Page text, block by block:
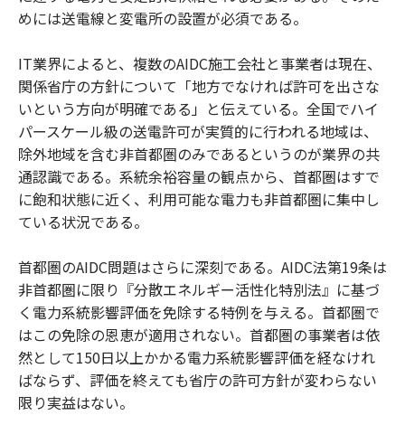
めには送電線と変電所の設置が必須である。
IT業界によると、複数のAIDC施工会社と事業者は現在、
関係省庁の方針について「地方でなければ許可を出さな
いという方向が明確である」と伝えている。全国でハイ
パースケール級の送電許可が実質的に行われる地域は、
除外地域を含む非首都圏のみであるというのが業界の共
通認識である。系統余裕容量の観点から、首都圏はすで
に飽和状態に近く、利用可能な電力も非首都圏に集中し
ている状況である。
首都圏のAIDC問題はさらに深刻である。AIDC法第19条は
非首都圏に限り『分散エネルギー活性化特別法』に基づ
く電力系統影響評価を免除する特例を与える。首都圏で
はこの免除の恩恵が適用されない。首都圏の事業者は依
然として150日以上かかる電力系統影響評価を経なけれ
ばならず、評価を終えても省庁の許可方針が変わらない
限り実益はない。